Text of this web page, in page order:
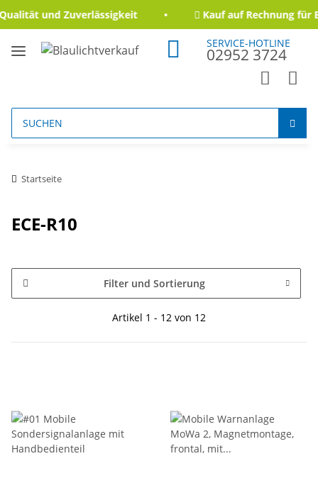
und Zuverlässigkeit Kauf auf Rechnung für
SERVICE-HOTLINE
02952 3724
Startseite
ECE-R10
Filter und Sortierung
Artikel 1 - 12 von 12